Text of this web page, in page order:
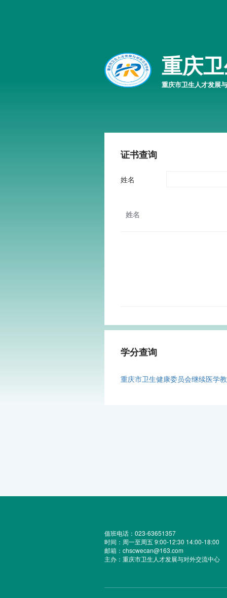
重庆
重庆市卫生人才发展
证书查询
姓名
姓名
学分查询
重庆市卫生健康委员会继续医学
值班电话：023-63651357
时间：周一至周五 9:00-12:30 14:00-18:00
邮箱：chscwecan@163.com
主办：重庆市卫生人才发展与对外交流中心